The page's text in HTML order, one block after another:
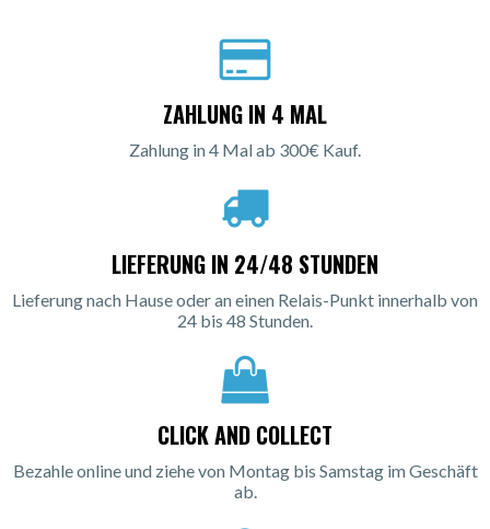
ZAHLUNG IN 4 MAL
Zahlung in 4 Mal ab 300€ Kauf.
LIEFERUNG IN 24/48 STUNDEN
Lieferung nach Hause oder an einen Relais-Punkt innerhalb von
24 bis 48 Stunden.
CLICK AND COLLECT
Bezahle online und ziehe von Montag bis Samstag im Geschäft
ab.